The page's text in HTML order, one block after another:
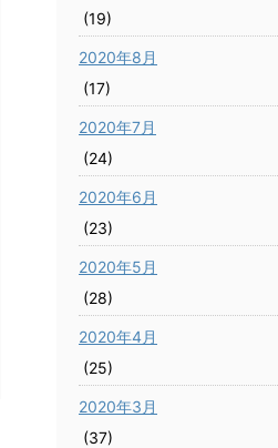
(19)
2020年8月
(17)
2020年7月
(24)
2020年6月
(23)
2020年5月
(28)
2020年4月
(25)
2020年3月
(37)